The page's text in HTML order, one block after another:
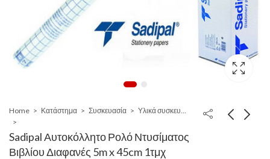
Home Κατάστημα Συσκευασία Υλικά συσκευασίας
Sadipal Αυτοκόλλητο Ρολό Ντυσίματος
Βιβλίου Διαφανές 5m x 45cm 1τμχ